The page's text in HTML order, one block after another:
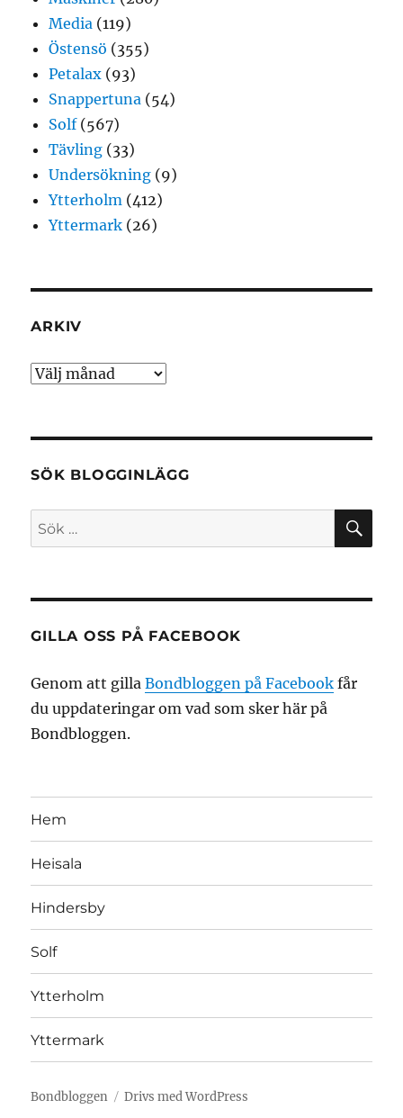
Media (119)
Östensö (355)
Petalax (93)
Snappertuna (54)
Solf(567)
Tävling (33)
Undersökning (9)
Ytterholm (412)
Yttermark (26)
ARKIV
Arkiv
SÖK BLOGGINLÄGG
Sök
efter:
GILLA OSS PÅ FACEBOOK
Genom att gillaBondbloggen på Facebook får
du uppdateringar om vad som sker här på
Bondbloggen.
Hem
Heisala
Hindersby
Solf
Ytterholm
Yttermark
Bondbloggen Drivs med WordPress